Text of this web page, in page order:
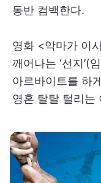
동반 컴백한다.
영화 <악마가 이
깨어나는 ‘선지’(
아르바이트를 하
영혼 탈탈 털리는